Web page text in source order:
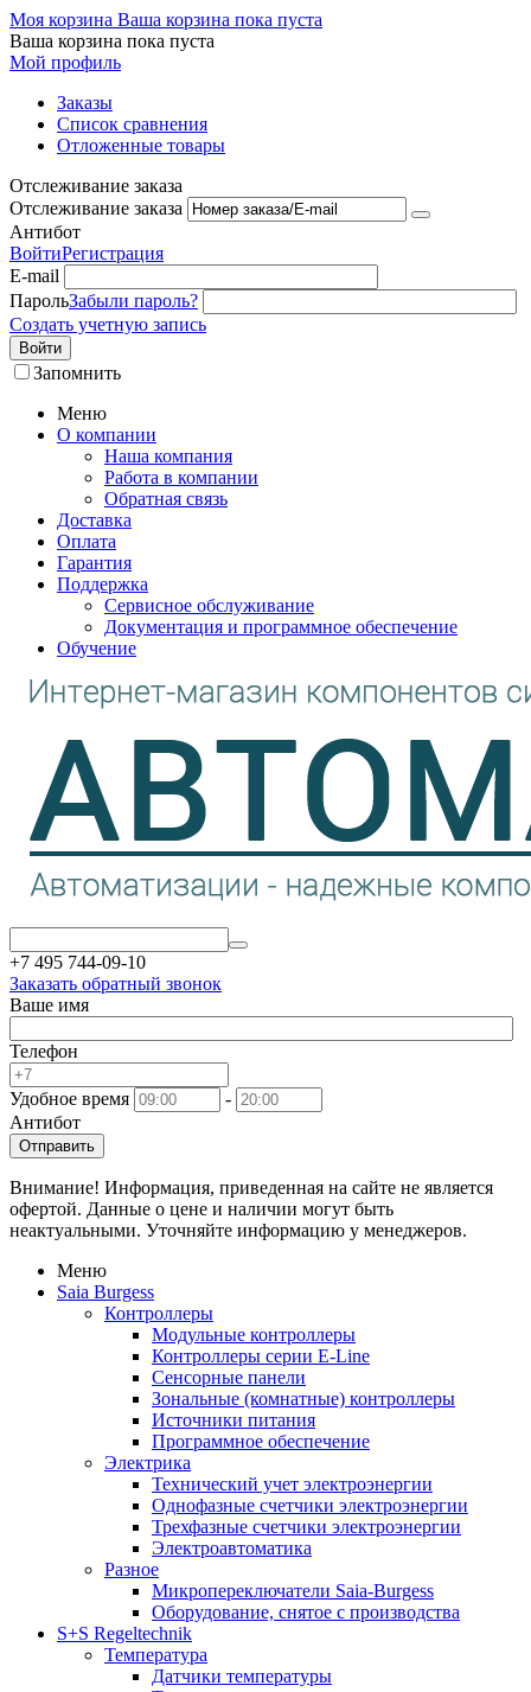
Моя корзина Ваша корзина пока пуста
Ваша корзина пока пуста
Мой профиль
Заказы
Список сравнения
Отложенные товары
Отслеживание заказа
Отслеживание заказа
Антибот
ВойтиРегистрация
E-mail
ПарольЗабыли пароль?
Создать учетную запись
Войти
Запомнить
Меню
О компании
Наша компания
Работа в компании
Обратная связь
Доставка
Оплата
Гарантия
Поддержка
Сервисное обслуживание
Документация и программное обеспечение
Обучение
+7 495 744-09-10
Заказать обратный звонок
Ваше имя
Телефон
Удобное время
-
Антибот
Отправить
Внимание! Информация, приведенная на сайте не является
офертой. Данные о цене и наличии могут быть
неактуальными. Уточняйте информацию у менеджеров.
Меню
Saia Burgess
Контроллеры
Модульные контроллеры
Контроллеры серии E-Line
Сенсорные панели
Зональные (комнатные) контроллеры
Источники питания
Программное обеспечение
Электрика
Технический учет электроэнергии
Однофазные счетчики электроэнергии
Трехфазные счетчики электроэнергии
Электроавтоматика
Разное
Микропереключатели Saia-Burgess
Оборудование, снятое с производства
S+S Regeltechnik
Температура
Датчики температуры